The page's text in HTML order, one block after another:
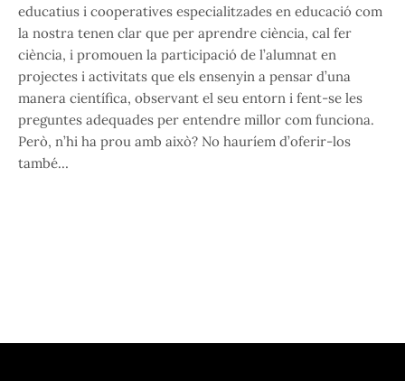
educatius i cooperatives especialitzades en educació com
la nostra tenen clar que per aprendre ciència, cal fer
ciència, i promouen la participació de l’alumnat en
projectes i activitats que els ensenyin a pensar d’una
manera científica, observant el seu entorn i fent-se les
preguntes adequades per entendre millor com funciona.
Però, n’hi ha prou amb això? No hauríem d’oferir-los
també…